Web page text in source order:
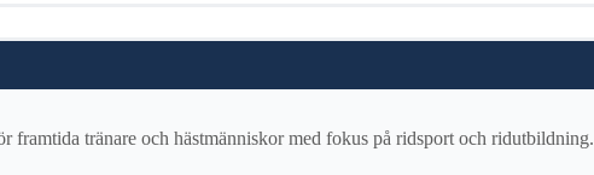
tränare och hästmänniskor med fokus på ridsport och ridutbildning.